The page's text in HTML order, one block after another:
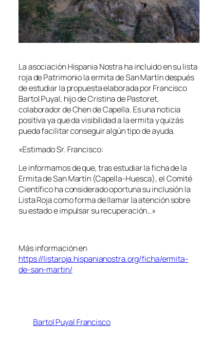
La asociación Hispania Nostra ha incluido en su lista
roja de Patrimonio la ermita de San Martín después
de estudiar la propuesta elaborada por Francisco
Bartol Puyal, hijo de Cristina de Pastoret,
colaborador de Chen de Capella. Es una noticia
positiva ya que da visibilidad a la ermita y quizás
pueda facilitar conseguir algún tipo de ayuda.
«Estimado Sr. Francisco:
Le informamos de que, tras estudiar la ficha de la
Ermita de San Martín (Capella-Huesca), el Comité
Científico ha considerado oportuna su inclusión la
Lista Roja como forma de llamar la atención sobre
su estado e impulsar su recuperación…»
Más información en
https://listaroja.hispanianostra.org/ficha/ermita-
de-san-martin/
Bartol Puyal Francisco